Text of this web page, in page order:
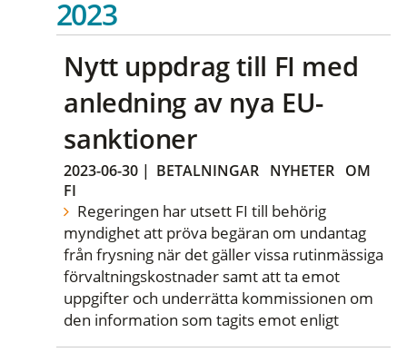
2023
Nytt uppdrag till FI med
anledning av nya EU-
sanktioner
2023-06-30 | BETALNINGAR NYHETER OM
FI
Regeringen har utsett FI till behörig
myndighet att pröva begäran om undantag
från frysning när det gäller vissa rutinmässiga
förvaltningskostnader samt att ta emot
uppgifter och underrätta kommissionen om
den information som tagits emot enligt